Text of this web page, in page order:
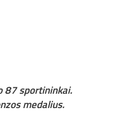
87 sportininkai.
medalius.